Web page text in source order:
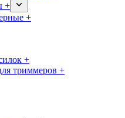
+
+
+
триммеров +